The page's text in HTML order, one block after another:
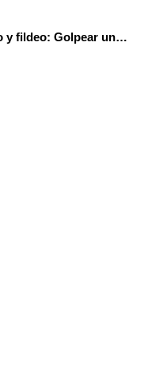
Juegos de bateo y fildeo: Golpear una pelota con la pala.